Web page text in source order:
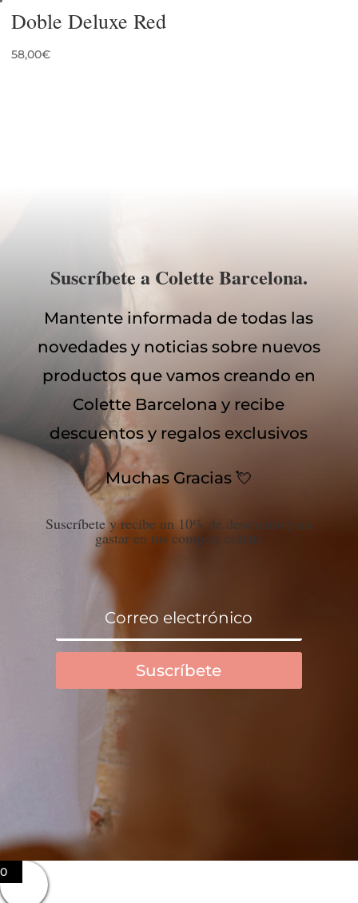
Doble Deluxe Red
58,00€
Suscríbete a Colette Barcelona.
Mantente informada de todas las
novedades y noticias sobre nuevos
productos que vamos creando en
Colette Barcelona y recibe
descuentos y regalos exclusivos
Muchas Gracias 💘
Suscríbete y recibe un 10% de descuento para
gastar en tus compras colette
Suscríbete
0